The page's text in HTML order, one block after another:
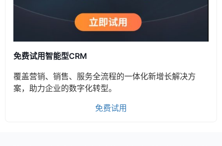
免费试用智能型CRM
覆盖营销、销售、服务全流程的一体化新增长解决方
案，助力企业的数字化转型。
免费试用